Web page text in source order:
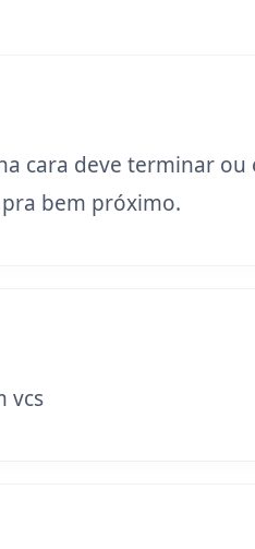
cara deve terminar
bem próximo.
vcs